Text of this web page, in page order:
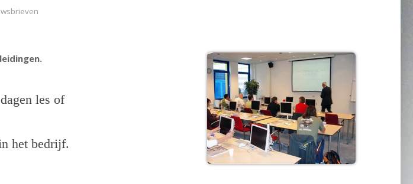
les of
het bedrijf.